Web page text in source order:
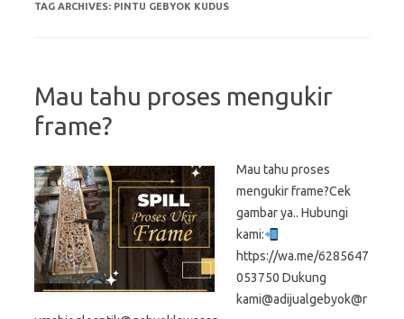
TAG ARCHIVES: PINTU GEBYOK KUDUS
Mau tahu proses mengukir
frame?
Mau tahu proses
mengukir frame?Cek
gambar ya.. Hubungi
kami:
https://wa.me/6285647
053750 Dukung
kami@adijualgebyok@r